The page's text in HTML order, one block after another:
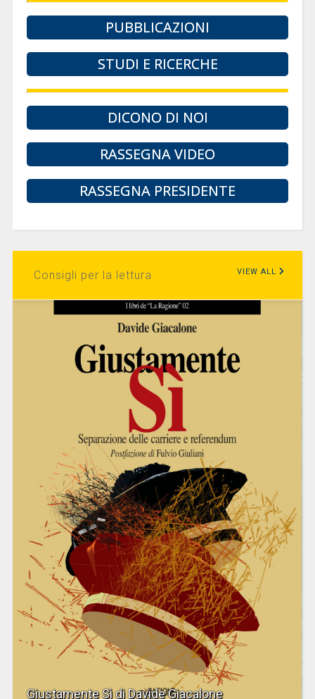
PUBBLICAZIONI
STUDI E RICERCHE
DICONO DI NOI
RASSEGNA VIDEO
RASSEGNA PRESIDENTE
Consigli per la lettura VIEW ALL
Giustamente Sì di Davide Giacalone